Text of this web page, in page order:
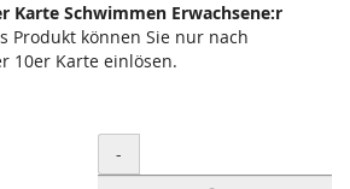
Karte Schwimmen Erwachsene:r
Produkt können Sie nur nach
10er Karte einlösen.
Menge
-